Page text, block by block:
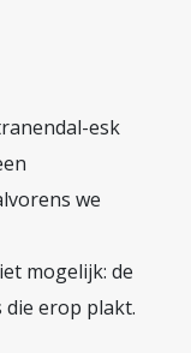
esk
we
mogelijk: de
die erop plakt.